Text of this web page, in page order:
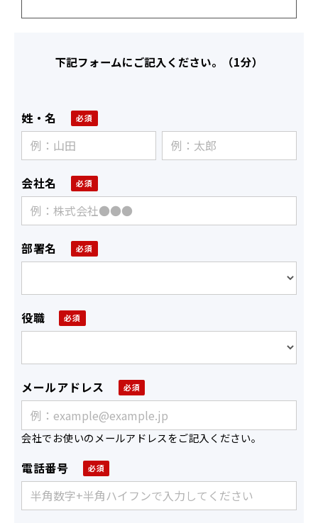
下記フォームにご記入ください。（1分）
姓・名
会社名
部署名
役職
メールアドレス
会社でお使いのメールアドレスをご記入ください。
電話番号